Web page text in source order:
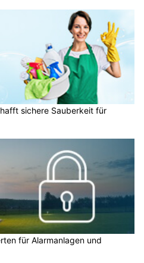
sichere Sauberkeit für
für Alarmanlagen und